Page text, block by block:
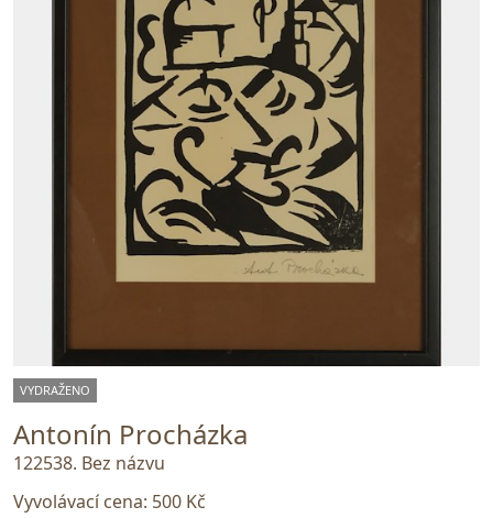
VYDRAŽENO
Antonín Procházka
122538. Bez názvu
Vyvolávací cena: 500 Kč